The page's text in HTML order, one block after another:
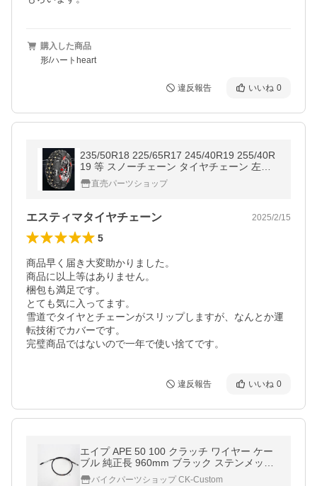
購入した商品
形/ハートheart
違反報告 いいね 0
235/50R18 225/65R17 245/40R19 255/40R
19 等 スノーチェーン タイヤチェーン 左右
セット TPU製
直売パーツショップ
エスティマタイヤチェーン 2025/2/15
5
商品早く届き大変助かりました。
商品に以上等はありません。
梱包も満足です。
とても気に入ってます。
雪道でタイヤとチェーンがスリップしますが、なんとか運
転技術でカバーです。
完璧商品ではないので一年で使い捨てです。
違反報告 いいね 0
エイプ APE 50 100 クラッチ ワイヤー ケー
ブル 純正長 960mm ブラック ステンメッシ
ュ 黒 バイク
バイクパーツショップ CK-Custom